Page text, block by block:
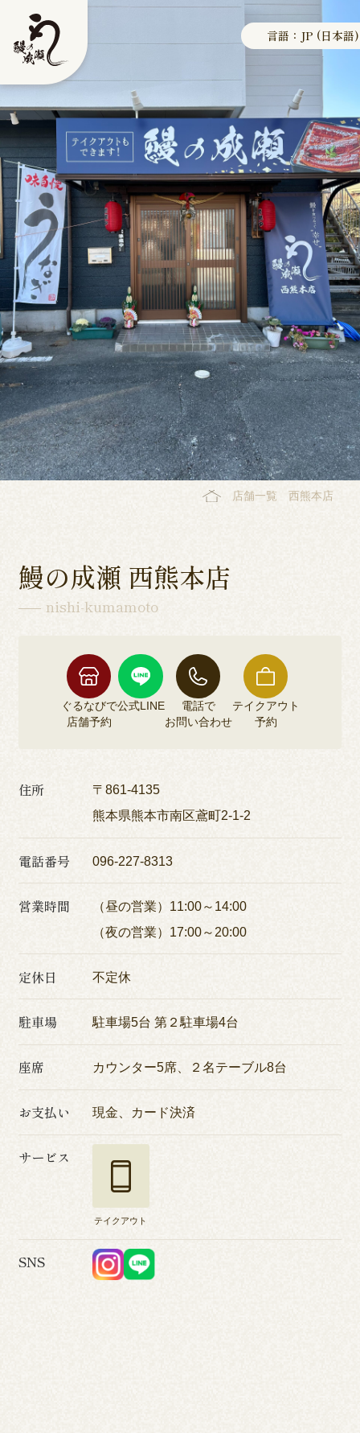
言語：JP (日本語)
店舗一覧 西熊本店
鰻の成瀬 西熊本店
nishi-kumamoto
ぐるなびで
店舗予約
公式LINE
電話で
お問い合わせ
テイクアウト
予約
住所
〒861-4135
熊本県熊本市南区鳶町2-1-2
電話番号 096-227-8313
営業時間
（昼の営業）11:00～14:00
（夜の営業）17:00～20:00
定休日 不定休
駐車場 駐車場5台 第２駐車場4台
座席 カウンター5席、２名テーブル8台
お支払い 現金、カード決済
サービス
テイクアウト
SNS